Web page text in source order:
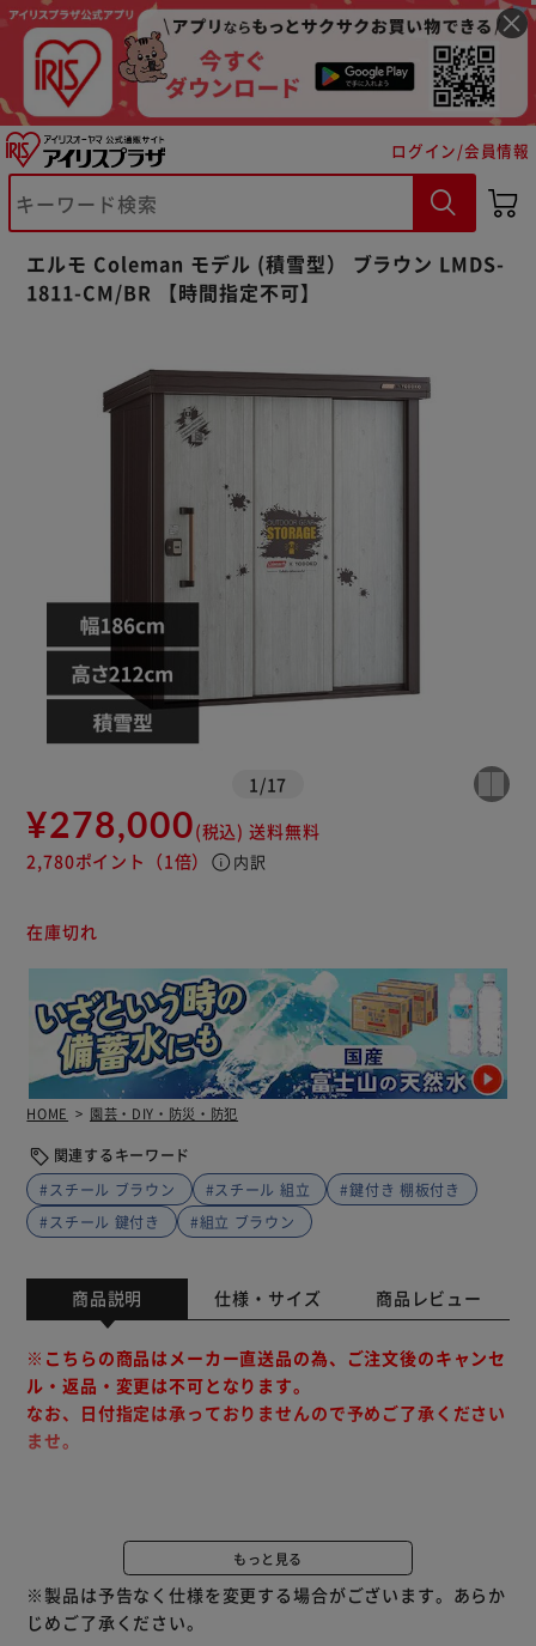
ログイン/会員情報
エルモ Coleman モデル (積雪型） ブラウン LMDS-
1811-CM/BR 【時間指定不可】
1 /17
¥278,000(税込) 送料無料
2,780ポイント （1倍） info 内訳
在庫切れ
HOME 園芸・DIY・防災・防犯
関連するキーワード
#スチール ブラウン
#スチール 組立
#鍵付き 棚板付き
#スチール 鍵付き
#組立 ブラウン
商品説明 仕様・サイズ 商品レビュー
※こちらの商品はメーカー直送品の為、ご注文後のキャンセ
ル・返品・変更は不可となります。
なお、日付指定は承っておりませんので予めご了承ください
ませ。
■こちらの商品はメーカー直送品の為、ご注文後のキャンセ
ルまたは変更は不可となります。
■日・祝の配送、夜間(17時以降）の配送は行っておりませ
ん。
もっと見る
※製品は予告なく仕様を変更する場合がございます。あらか
じめご了承ください。
※ご確認ください
カートに入れる